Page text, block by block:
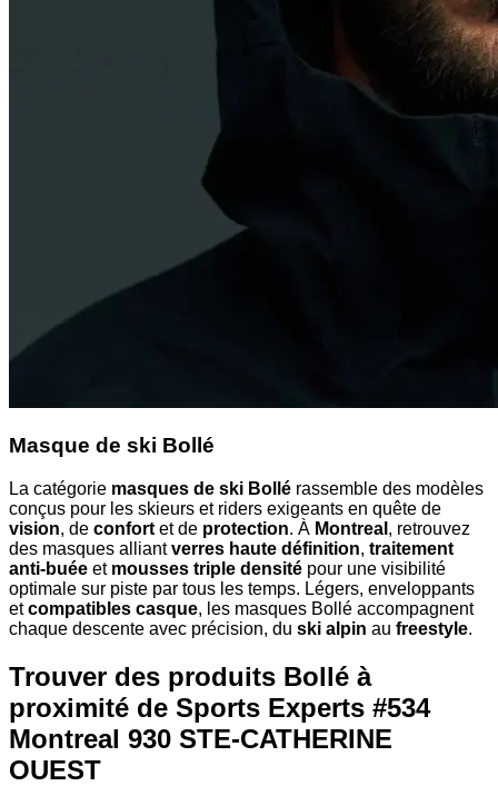
Masque de ski Bollé
La catégorie masques de ski Bollé rassemble des modèles
conçus pour les skieurs et riders exigeants en quête de
vision, de confort et de protection. À Montreal , retrouvez
des masques alliantverres haute définition, traitement
anti-buée et mousses triple densité pour une visibilité
optimale sur piste par tous les temps. Légers, enveloppants
etcompatibles casque, les masques Bollé accompagnent
chaque descente avec précision, du ski alpin au freestyle.
Trouver des produits Bollé à
proximité de Sports Experts #534
Montreal 930 STE-CATHERINE
OUEST